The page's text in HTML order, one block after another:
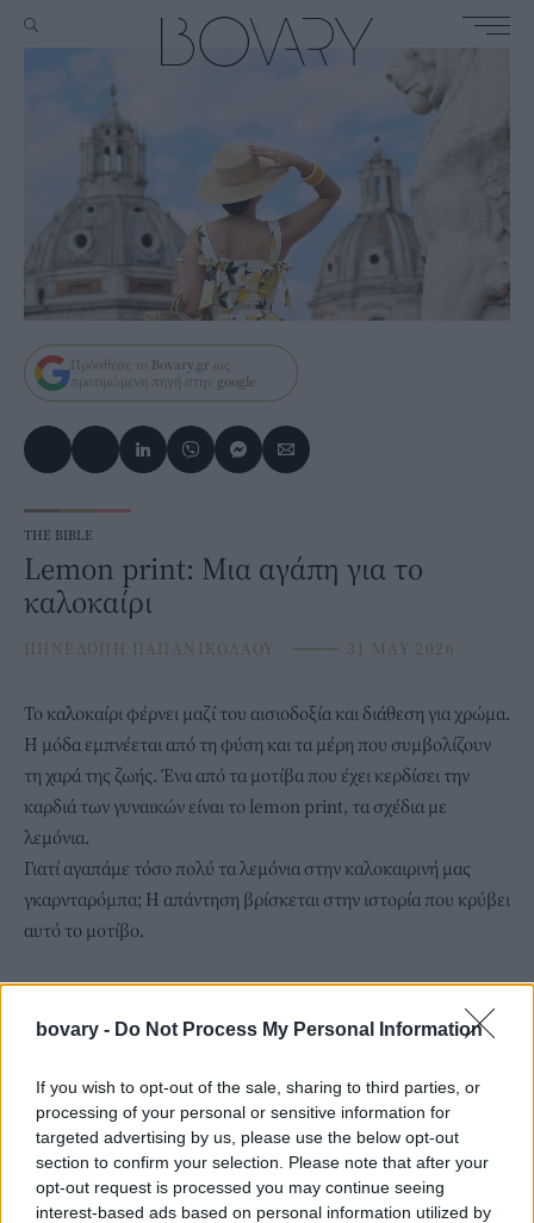
bovary - Do Not Process My Personal Information
If you wish to opt-out of the sale, sharing to third parties, or
processing of your personal or sensitive information for
targeted advertising by us, please use the below opt-out
section to confirm your selection. Please note that after your
opt-out request is processed you may continue seeing
interest-based ads based on personal information utilized by
Πρόσθεσε το Bovary.gr ως
προτιμώμενη πηγή στην google
THE BIBLE
Lemon print: Μια αγάπη για το
καλοκαίρι
ΠΗΝΕΛΟΠΗ ΠΑΠΑΝΙΚΟΛΑΟΥ ⸻ 31 MAY 2026
Το καλοκαίρι φέρνει μαζί του αισιοδοξία και διάθεση για χρώμα.
Η μόδα εμπνέεται από τη φύση και τα μέρη που συμβολίζουν
τη χαρά της ζωής. Ένα από τα μοτίβα που έχει κερδίσει την
καρδιά των γυναικών είναι το lemon print, τα σχέδια με
λεμόνια.
Γιατί αγαπάμε τόσο πολύ τα λεμόνια στην καλοκαιρινή μας
γκαρνταρόμπα; Η απάντηση βρίσκεται στην ιστορία που κρύβει
αυτό το μοτίβο.